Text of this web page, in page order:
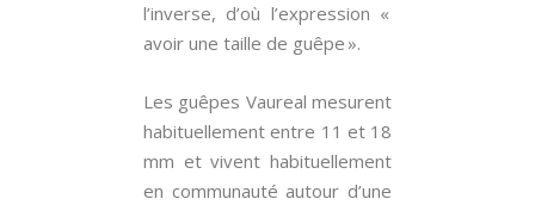
l’inverse, d’où l’expression «
avoir une taille de guêpe ».
Les guêpes Vaureal mesurent
habituellement entre 11 et 18
mm et vivent habituellement
en communauté autour d’une